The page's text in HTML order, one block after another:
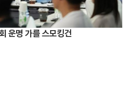
운명 가를 스모킹건